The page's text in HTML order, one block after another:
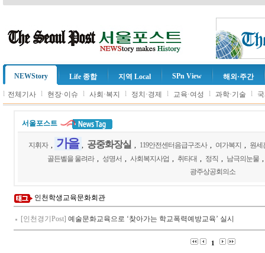
NEWStory Life 종합 지역 Local SPn View 해외·주간
l 전체기사 l 현장·이슈 l 사회·복지 l 정치·경제 l 교육·여성 l 과학·기술 l
서울포스트
지휘자 가을 공중화장실 119안전센터음급구조사 여가복지
원세
골든벨을 울려라
성명서 사회복지사업 취타대 정직 남극의눈물
광주상공회의소
인천학생교육문화회관
[인천경기Post] 예술문화교육으로 ‘찾아가는 학교폭력예방교육’ 실시
1